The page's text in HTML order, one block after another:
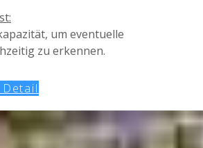
um eventuelle
zu erkennen.